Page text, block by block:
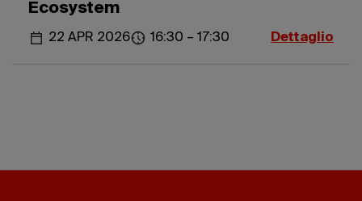
Ecosystem
22 APR 2026 16:30 – 17:30 Dettaglio